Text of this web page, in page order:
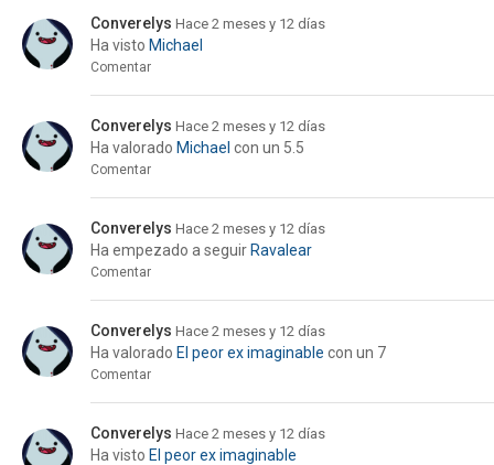
Converelys Hace 2 meses y 12 días
Ha visto Michael
Comentar
Converelys Hace 2 meses y 12 días
Ha valorado Michael con un 5.5
Comentar
Converelys Hace 2 meses y 12 días
Ha empezado a seguir Ravalear
Comentar
Converelys Hace 2 meses y 12 días
Ha valorado El peor ex imaginable con un 7
Comentar
Converelys Hace 2 meses y 12 días
Ha visto El peor ex imaginable